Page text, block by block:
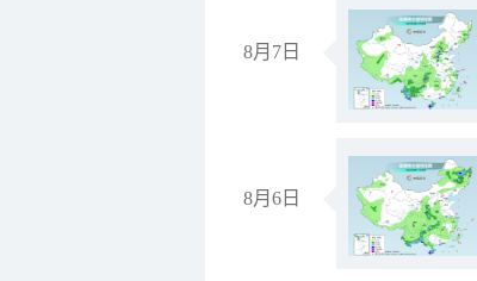
8月7日
8月6日